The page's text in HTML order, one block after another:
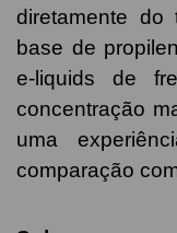
diretamente
base de
e-liquids de
concentração
uma
comparação